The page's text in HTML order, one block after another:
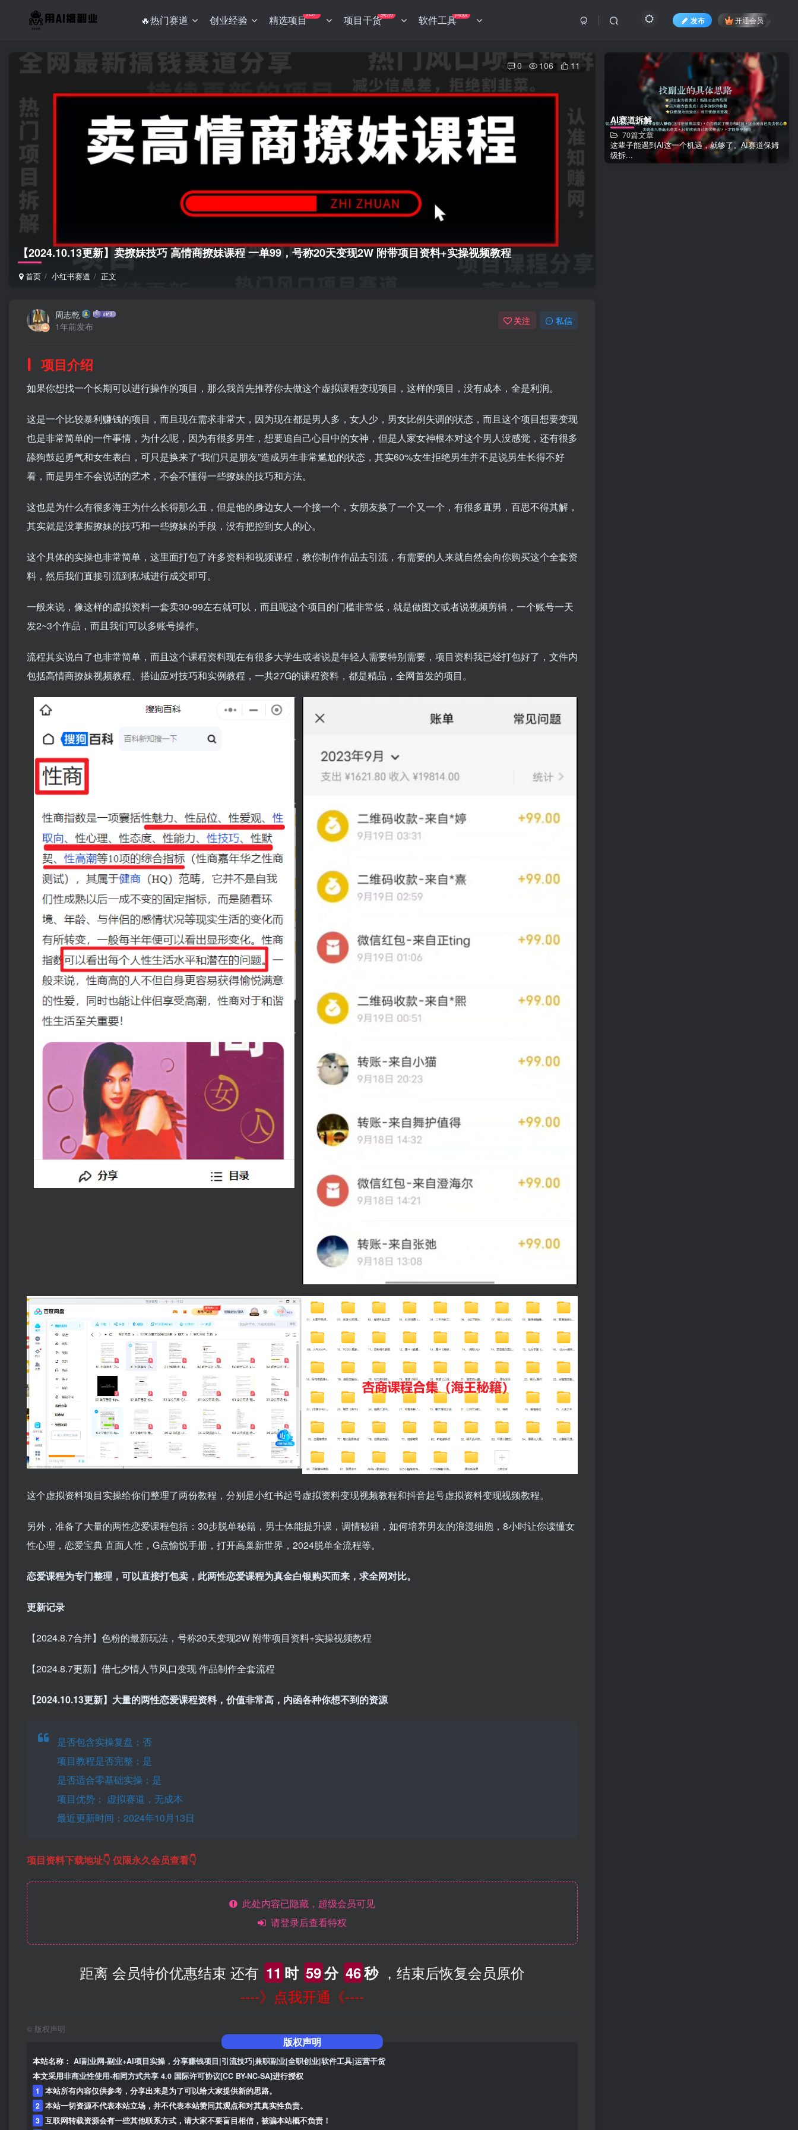
🔥热门赛道 创业经验 精选项目TOP 项目干货实用 软件工具高效
发布 开通会员
【2024.10.13更新】卖撩妹技巧 高情商撩妹课程 一单99，号称20天变现2W 附带项目资料+实操视频教程
首页 小红书赛道 正文
0 106 11
周志乾
1年前发布
关注 私信
项目介绍
如果你想找一个长期可以进行操作的项目，那么我首先推荐你去做这个虚拟课程变现项目，这样的项目，没有成本，全是利润。
这是一个比较暴利赚钱的项目，而且现在需求非常大，因为现在都是男人多，女人少，男女比例失调的状态，而且这个项目想要变现
也是非常简单的一件事情，为什么呢，因为有很多男生，想要追自己心目中的女神，但是人家女神根本对这个男人没感觉，还有很多
舔狗鼓起勇气和女生表白，可只是换来了“我们只是朋友”造成男生非常尴尬的状态，其实60%女生拒绝男生并不是说男生长得不好
看，而是男生不会说话的艺术，不会不懂得一些撩妹的技巧和方法。
这也是为什么有很多海王为什么长得那么丑，但是他的身边女人一个接一个，女朋友换了一个又一个，有很多直男，百思不得其解，
其实就是没掌握撩妹的技巧和一些撩妹的手段，没有把控到女人的心。
这个具体的实操也非常简单，这里面打包了许多资料和视频课程，教你制作作品去引流，有需要的人来就自然会向你购买这个全套资
料，然后我们直接引流到私域进行成交即可。
一般来说，像这样的虚拟资料一套卖30-99左右就可以，而且呢这个项目的门槛非常低，就是做图文或者说视频剪辑，一个账号一天
发2~3个作品，而且我们可以多账号操作。
流程其实说白了也非常简单，而且这个课程资料现在有很多大学生或者说是年轻人需要特别需要，项目资料我已经打包好了，文件内
包括高情商撩妹视频教程、搭讪应对技巧和实例教程，一共27G的课程资料，都是精品，全网首发的项目。
这个虚拟资料项目实操给你们整理了两份教程，分别是小红书起号虚拟资料变现视频教程和抖音起号虚拟资料变现视频教程。
另外，准备了大量的两性恋爱课程包括：30步脱单秘籍，男士体能提升课，调情秘籍，如何培养男友的浪漫细胞，8小时让你读懂女
性心理，恋爱宝典 直面人性，G点愉悦手册，打开高巢新世界，2024脱单全流程等。
恋爱课程为专门整理，可以直接打包卖，此两性恋爱课程为真金白银购买而来，求全网对比。
更新记录
【2024.8.7合并】色粉的最新玩法，号称20天变现2W 附带项目资料+实操视频教程
【2024.8.7更新】借七夕情人节风口变现 作品制作全套流程
【2024.10.13更新】大量的两性恋爱课程资料，价值非常高，内函各种你想不到的资源
是否包含实操复盘：否
项目教程是否完整：是
是否适合零基础实操：是
项目优势： 虚拟赛道，无成本
最近更新时间：2024年10月13日
项目资料下载地址👇 仅限永久会员查看👇
此处内容已隐藏，超级会员可见
请登录后查看特权
距离 会员特价优惠结束 还有 11 时 59分 45秒，结束后恢复会员原价
----》点我开通《----
© 版权声明
版权声明
本站名称： AI副业网-副业+AI项目实操，分享赚钱项目|引流技巧|兼职副业|全职创业|软件工具|运营干货
本文采用非商业性使用-相同方式共享 4.0 国际许可协议[CC BY-NC-SA]进行授权
1
本站所有内容仅供参考，分享出来是为了可以给大家提供新的思路。
2 本站一切资源不代表本站立场，并不代表本站赞同其观点和对其真实性负责。
3 互联网转载资源会有一些其他联系方式，请大家不要盲目相信，被骗本站概不负责！
AI赛道拆解
70篇文章
这辈子能遇到AI这一个机遇，就够了。AI赛道保姆
级拆...